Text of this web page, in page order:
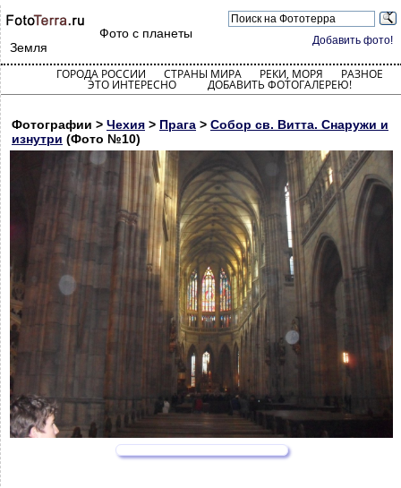
Добавить фото!
Фото с планеты
Земля
ГОРОДА РОССИИ СТРАНЫ МИРА РЕКИ, МОРЯ РАЗНОЕ
ЭТО ИНТЕРЕСНО ДОБАВИТЬ ФОТОГАЛЕРЕЮ!
Фотографии > Чехия > Прага > Собор св. Витта. Снаружи и
изнутри (Фото №10)